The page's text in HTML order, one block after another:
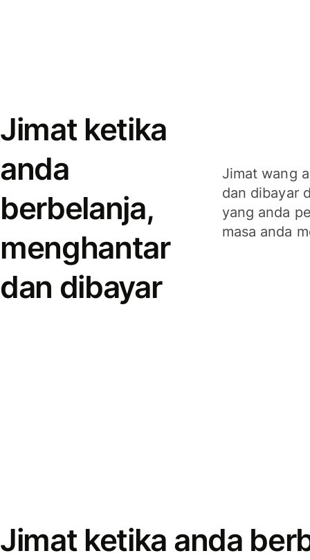
Jimat ketika
anda
berbelanja,
menghantar
dan dibayar
Jimat wang
dan dibayar
yang anda
masa anda
Jimat ketika anda